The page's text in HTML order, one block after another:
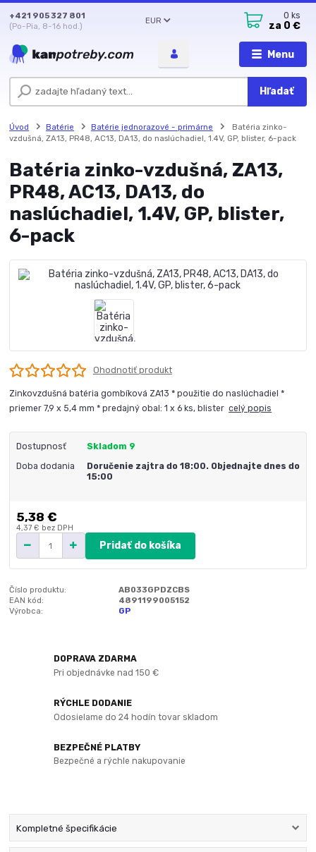
Menu
EUR
Hľadať
+421 905 327 801
(Po-Pia, 8-16 hod.)
0 ks
za 0 €
Úvod Batérie Batérie jednorazové - primárne
Batéria zinko-
vzdušná, ZA13, PR48, AC13, DA13, do naslúchadiel, 1.4V, GP, blister, 6-pack
Batéria zinko-vzdušná, ZA13,
PR48, AC13, DA13, do
naslúchadiel, 1.4V, GP, blister,
6-pack
Ohodnotiť produkt
Zinkovzdušná batéria gombíková ZA13 * použitie do naslúchadiel *
priemer 7,9 x 5,4 mm * predajný obal: 1 x 6 ks, blistercelý popis
Dostupnosť Skladom 9
Doba dodania
Doručenie zajtra do 18:00. Objednajte dnes do
15:00
5,38 €
4,37 € bez DPH
Pridať do košíka
Číslo produktu:
AB033GPDZCBS
EAN kód:
4891199005152
Výrobca:
GP
DOPRAVA ZDARMA
Pri objednávke nad 150 €
RÝCHLE DODANIE
Odosielame do 24 hodín tovar skladom
BEZPEČNÉ PLATBY
Bezpečné a rýchle nakupovanie
Kompletné špecifikácie